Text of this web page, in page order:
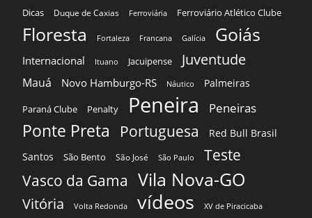
Dicas Duque de Caxias Ferroviária Ferroviário Atlético Clube
Floresta Fortaleza Francana Galícia Goiás
Internacional Ituano Jacuipense Juventude
Mauá Novo Hamburgo-RS Náutico Palmeiras
Paraná Clube Penalty Peneira Peneiras
Ponte Preta Portuguesa
Red Bull Brasil
Santos
São Bento São José São Paulo Teste
Vasco da Gama Vila Nova-GO
Vitória Volta Redonda vídeos XV de Piracicaba